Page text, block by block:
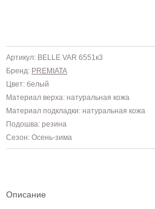
Артикул: BELLE VAR 6551к3
Бренд: PREMIATA
Цвет: белый
Материал верха: натуральная кожа
Материал подкладки: натуральная кожа
Подошва: резина
Сезон: Осень-зима
Описание